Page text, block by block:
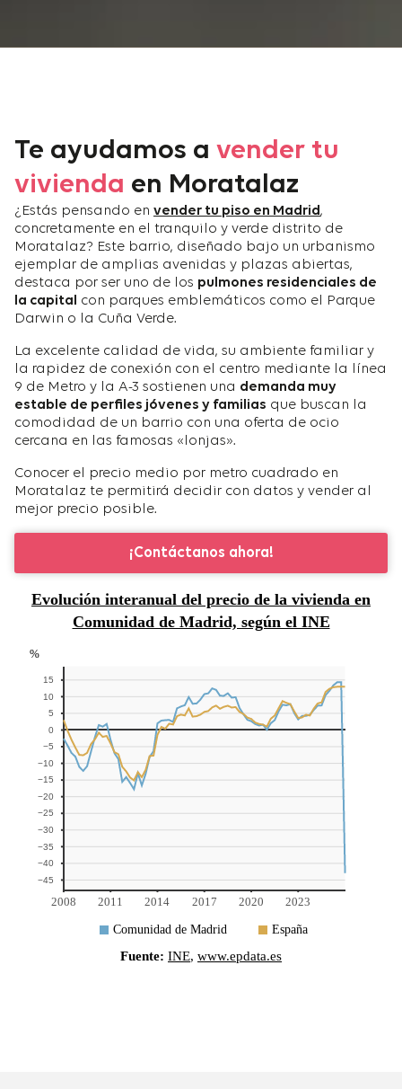
Te ayudamos a vender tu
vivienda en Moratalaz
¿Estás pensando en vender tu piso en Madrid,
concretamente en el tranquilo y verde distrito de
Moratalaz? Este barrio, diseñado bajo un urbanismo
ejemplar de amplias avenidas y plazas abiertas,
destaca por ser uno de los pulmones residenciales de
la capital con parques emblemáticos como el Parque
Darwin o la Cuña Verde.
La excelente calidad de vida, su ambiente familiar y
la rapidez de conexión con el centro mediante la línea
9 de Metro y la A-3 sostienen una demanda muy
estable de perfiles jóvenes y familias que buscan la
comodidad de un barrio con una oferta de ocio
cercana en las famosas «lonjas».
Conocer el precio medio por metro cuadrado en
Moratalaz te permitirá decidir con datos y vender al
mejor precio posible.
¡Contáctanos ahora!